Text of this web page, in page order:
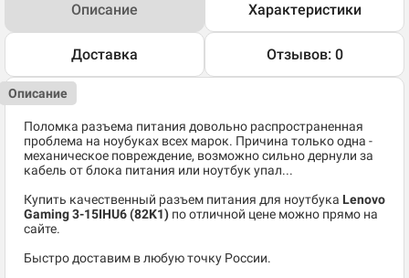
Описание Характеристики
Доставка Отзывов: 0
Описание
Поломка разъема питания довольно распространенная
проблема на ноубуках всех марок. Причина только одна -
механическое повреждение, возможно сильно дернули за
кабель от блока питания или ноутбук упал...
Купить качественный разъем питания для ноутбука Lenovo
Gaming 3-15IHU6 (82K1) по отличной цене можно прямо на
сайте.
Быстро доставим в любую точку России.